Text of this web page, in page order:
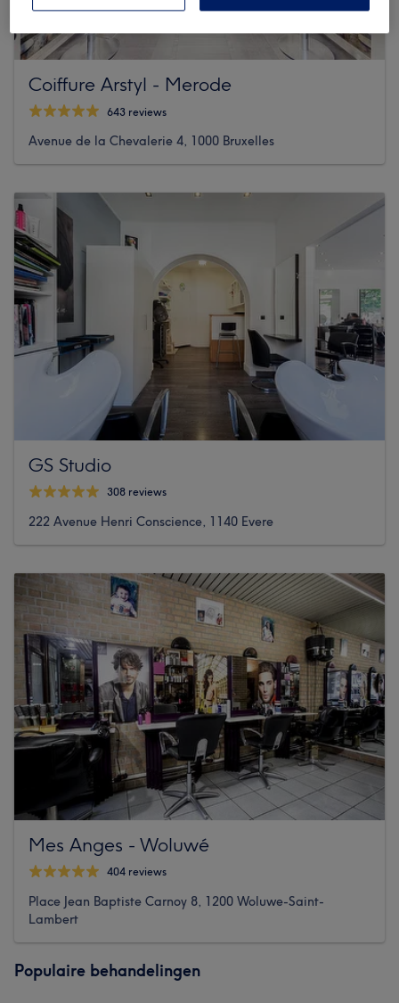
Coiffure Arstyl - Merode
643 reviews
Avenue de la Chevalerie 4, 1000 Bruxelles
GS Studio
308 reviews
222 Avenue Henri Conscience, 1140 Evere
Mes Anges - Woluwé
404 reviews
Place Jean Baptiste Carnoy 8, 1200 Woluwe-Saint-
Lambert
Populaire behandelingen